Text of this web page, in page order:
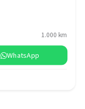
1.000 km
WhatsApp